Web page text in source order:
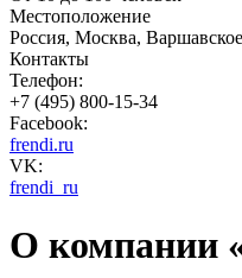
Местоположение
Россия, Москва,
Контакты
Телефон:
+7 (495) 800-15-34
Facebook:
frendi.ru
VK:
frendi_ru
О компании